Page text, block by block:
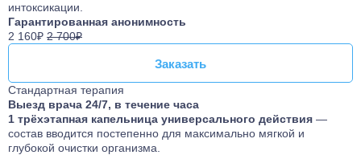
интоксикации.
Гарантированная анонимность
2 160₽ 2 700₽
Заказать
Заказать
Стандартная терапия
Выезд врача 24/7, в течение часа
1 трёхэтапная капельница универсального действия —
состав вводится постепенно для максимально мягкой и
глубокой очистки организма.